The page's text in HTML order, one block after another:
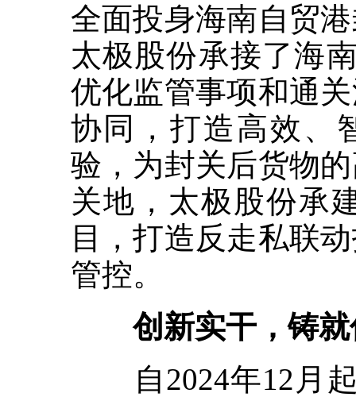
全面投身海南自贸
太极股份承接了海
优化监管事项和通
协同，打造高效、
验，为封关后货物
关地，太极股份承
目，打造反走私联
管控。
创新实干，铸就
自2024年12月起